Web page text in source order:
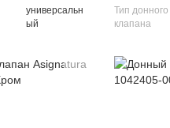
универсальн
ый
Тип донного
клапана